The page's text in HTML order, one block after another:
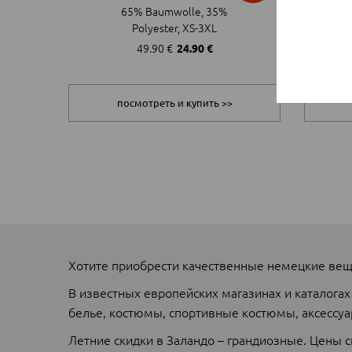
Удачных покупок и красивого лета!
65% Baumwolle, 35%
Polyester, XS-3XL
49.90 € 24.90 €
посмотреть и купить >>
Хотите приобрести качественные немецкие
В известных европейских магазинах и
белье, костюмы, спортивные костюмы,
Летние скидки в Заландо – грандиозные.